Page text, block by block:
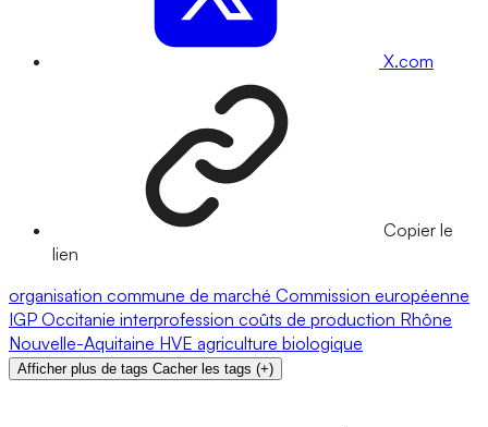
X.com
Copier le
lien
organisation commune de marché Commission européenne
IGP Occitanie interprofession coûts de production Rhône
Nouvelle-Aquitaine HVE agriculture biologique
Afficher plus de tags Cacher les tags (+)